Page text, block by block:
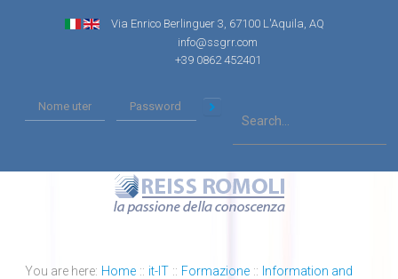
Via Enrico Berlinguer 3, 67100 L'Aquila, AQ
info@ssgrr.com
+39 0862 452401
You are here: Home :: it-IT :: Formazione :: Information and